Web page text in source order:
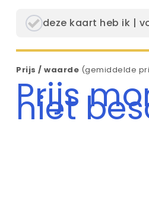
deze kaart heb ik |
Prijs / waarde (gemiddelde
Prijs
niet